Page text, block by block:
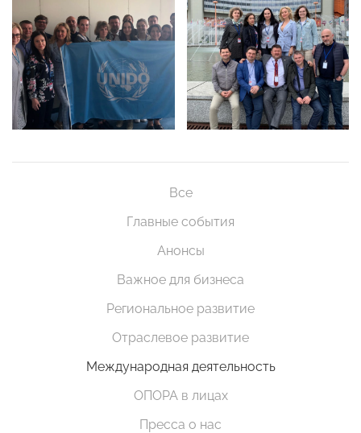
Все
Главные события
Анонсы
Важное для бизнеса
Региональное развитие
Отраслевое развитие
Международная деятельность
ОПОРА в лицах
Пресса о нас